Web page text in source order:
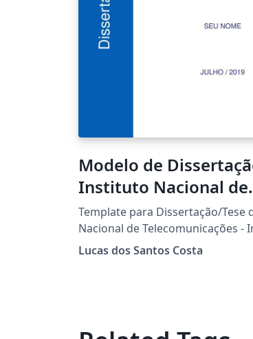
Modelo de
Instituto Nacional de
Telecomunicações -
Template para Dissertação/Tese
Nacional de Telecomunicações -
Lucas dos Santos Costa